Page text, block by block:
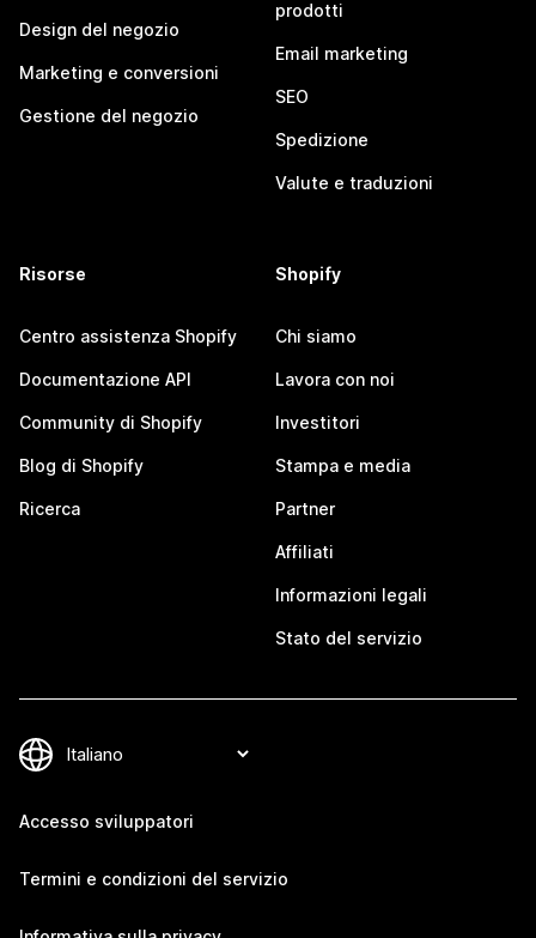
Design del negozio
Marketing e conversioni
Gestione del negozio
prodotti
Email marketing
SEO
Spedizione
Valute e traduzioni
Risorse
Centro assistenza Shopify
Documentazione API
Community di Shopify
Blog di Shopify
Ricerca
Shopify
Chi siamo
Lavora con noi
Investitori
Stampa e media
Partner
Affiliati
Informazioni legali
Stato del servizio
Accesso sviluppatori
Termini e condizioni del servizio